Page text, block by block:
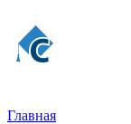
Главная